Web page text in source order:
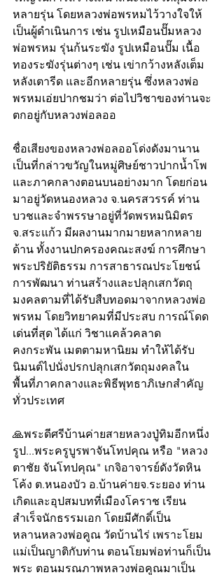
หลายรุ่น โดยหลวงพ่อพรหมไว้วางใจให้
เป็นผู้ดำเนินการ เช่น รูปเหมือนปั๊มหลวง
พ่อพรหม รุ่นก้นระฆัง รูปเหมือนปั๊ม เนื้อ
ทองระฆังรุ่นต่างๆ เช่น เข่ากว้างหลังเต็ม
หลังเตารีด และอีกหลายรุ่น ซึ่งหลวงพ่อ
พรหมเอ่ยปากชมว่า ต่อไปวิชาของท่านจะ
ตกอยู่กับหลวงพ่อลออ
ชื่อเสียงของหลวงพ่อลออโด่งดังมานาน
เป็นที่กล่าวขวัญในหมู่ศิษย์ชาวปากน้ำโพ
และภาคกลางตอนบนอย่างมาก โดยก่อน
มาอยู่วัดหนองหลวง จ.นครสวรรค์ ท่าน
บวชและจำพรรษาอยู่ที่วัดพรหมนิมิตร
จ.สระแก้ว มีผลงานมากมายหลากหลาย
ด้าน ทั้งงานปกครองคณะสงฆ์ การศึกษา
พระปริยัติธรรม การสาธารณประโยชน์
การพัฒนา ท่านสร้างและปลุกเสกวัตถุ
มงคลตามที่ได้รับสืบทอดมาจากหลวงพ่อ
พรหม โดยวิทยาคมที่มีประสบ การณ์โดด
เด่นที่สุด ได้แก่ วิชาแคล้วคลาด
คงกระพัน เมตตามหานิยม ทำให้ได้รับ
นิมนต์ไปนั่งปรกปลุกเสกวัตถุมงคลใน
พื้นที่ภาคกลางและพิธีพุทธาภิเษกสำคัญ
ทั่วประเทศ
🙏พระดีศรีบ้านค่ายสายหลวงปู่ทิมอีกหนึ่ง
รูป...พระครูบูรพาจันโทปคุณ หรือ "หลวง
ตาชัย จันโทปคุณ" เกจิอาจารย์ดังวัดหิน
โค้ง ต.หนองบัว อ.บ้านค่ายจ.ระยอง ท่าน
เกิดและอุปสมบทที่เมืองโคราช เรียน
สำเร็จนักธรรมเอก โดยมีศักดิ์เป็น
หลานหลวงพ่อคูณ วัดบ้านไร่ เพราะโยม
แม่เป็นญาติกับท่าน ตอนโยมพ่อท่านก็เป็น
พระ ตอนมรณภาพหลวงพ่อคูณมาเป็น